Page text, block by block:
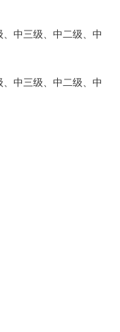
中三级、中二级、中
中三级、中二级、中